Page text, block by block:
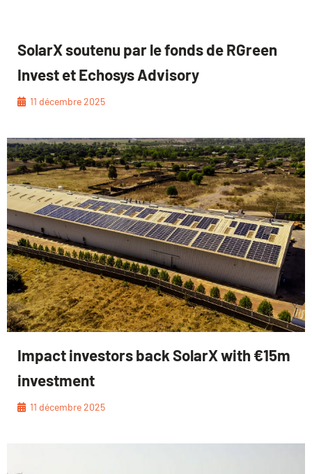
SolarX soutenu par le fonds de RGreen
Invest et Echosys Advisory
11 décembre 2025
Impact investors back SolarX with €15m
investment
11 décembre 2025